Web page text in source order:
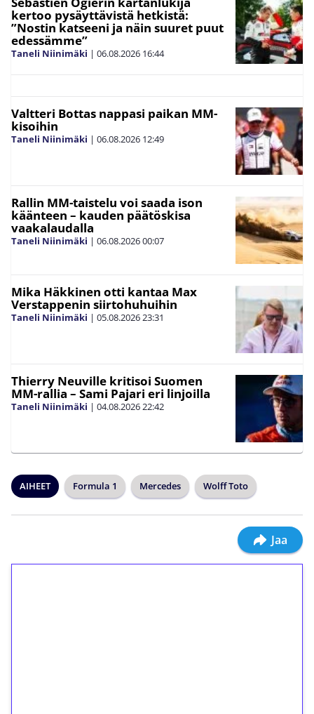
kertoo pysäyttävistä hetkistä:
”Nostin katseeni ja näin suuret puut
edessämme”
Taneli Niinimäki | 06.08.2026 16:44
Valtteri Bottas nappasi paikan MM-
kisoihin
Taneli Niinimäki | 06.08.2026 12:49
Rallin MM-taistelu voi saada ison
käänteen – kauden päätöskisa
vaakalaudalla
Taneli Niinimäki | 06.08.202600:07
Mika Häkkinen otti kantaa Max
Verstappenin siirtohuhuihin
Taneli Niinimäki | 05.08.202623:31
Thierry Neuville kritisoi Suomen
MM-rallia – Sami Pajari eri linjoilla
Taneli Niinimäki | 04.08.202622:42
AIHEET Formula 1 Mercedes Wolff Toto
Jaa